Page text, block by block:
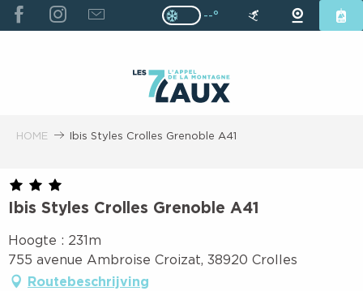
ALLER
AU
Page D’accueil Actuelle Hiver :
Page D’accueil Actuelle
--°
HOME Ibis Styles Crolles Grenoble A41
Ibis Styles Crolles Grenoble A41
Hoogte : 231m
755 avenue Ambroise Croizat, 38920 Crolles
Routebeschrijving